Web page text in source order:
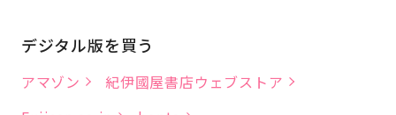
デジタル版を買う
アマゾン
紀伊國屋書店ウェブストア